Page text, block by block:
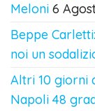
Meloni 6
Beppe
noi un
Altri 10 giorni
Napoli 48